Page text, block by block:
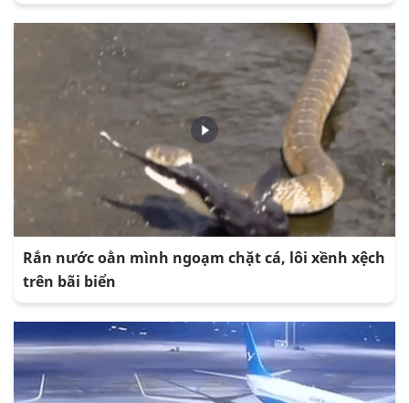
Rắn nước oằn mình ngoạm chặt cá, lôi xềnh xệch
trên bãi biển